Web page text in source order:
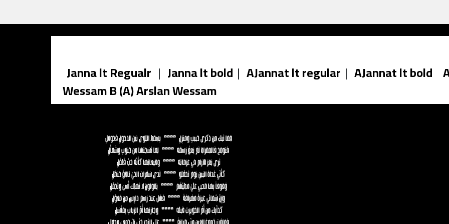
Janna lt Regualr | Janna lt bold | AJannat lt regular | AJannat lt bold
Wessam B (A) Arslan Wessam